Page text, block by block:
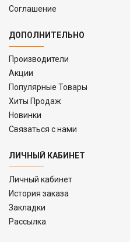
Соглашение
ДОПОЛНИТЕЛЬНО
Производители
Акции
Популярные Товары
Хиты Продаж
Новинки
Связаться с нами
ЛИЧНЫЙ КАБИНЕТ
Личный кабинет
История заказа
Закладки
Рассылка